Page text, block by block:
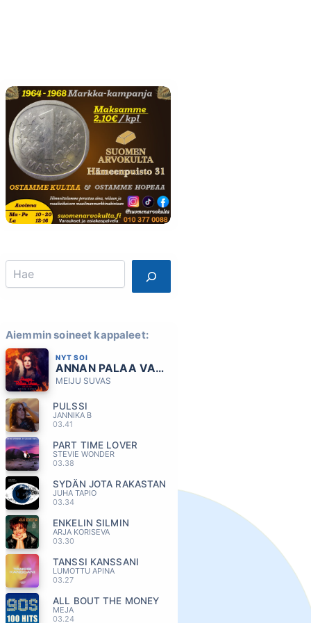
Search
Aiemmin soineet kappaleet:
NYT SOI
ANNAN PALAA VAAN (AI AI AI)
MEIJU SUVAS
PULSSI
JANNIKA B
03.41
PART TIME LOVER
STEVIE WONDER
03.38
SYDÄN JOTA RAKASTAN
JUHA TAPIO
03.34
ENKELIN SILMIN
ARJA KORISEVA
03.30
TANSSI KANSSANI
LUMOTTU APINA
03.27
ALL BOUT THE MONEY
MEJA
03.24